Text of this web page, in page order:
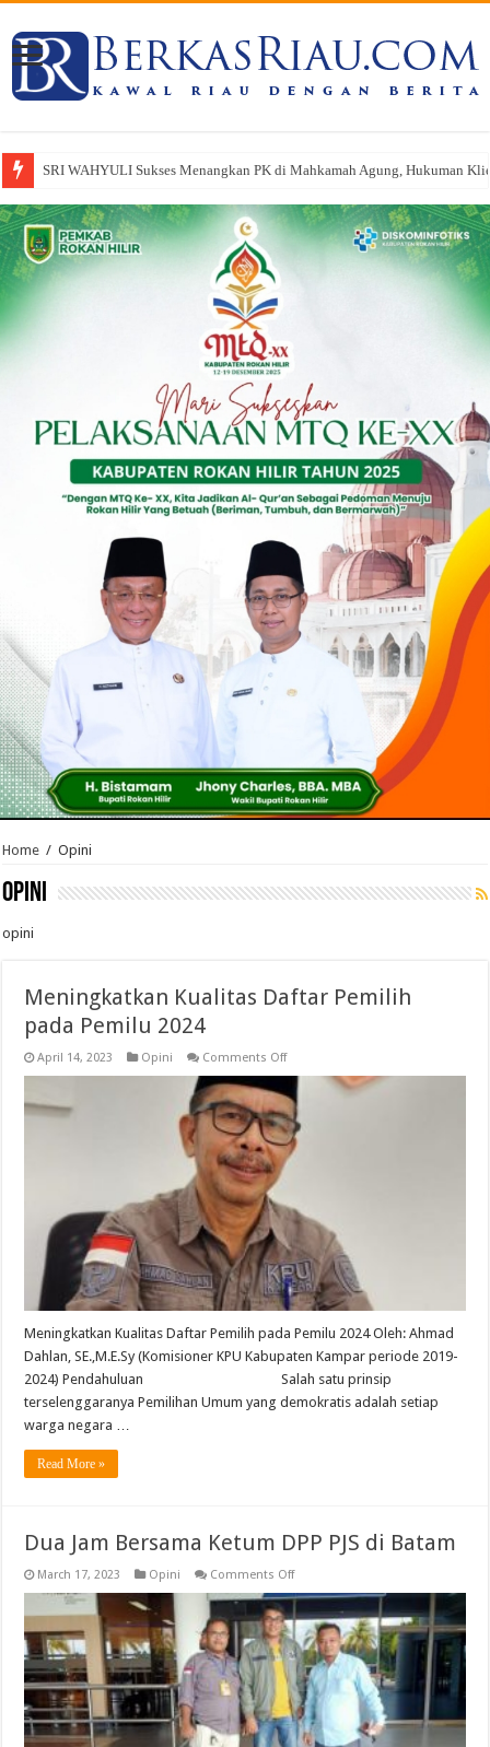
SRI WAHYULI Sukses Menangkan PK di Mahkamah Agung, Hukuman
Home / Opini
Opini
opini
Meningkatkan Kualitas Daftar Pemilih
pada Pemilu 2024
April 14, 2023 Opini Comments Offon
Kualitas
Daftar
Pemilih
pada
Pemilu
2024
Meningkatkan Kualitas Daftar Pemilih pada Pemilu 2024 Oleh: Ahmad
Dahlan, SE.,M.E.Sy (Komisioner KPU Kabupaten Kampar periode 2019-
2024) Pendahuluan Salah satu prinsip
terselenggaranya Pemilihan Umum yang demokratis adalah setiap
warga negara …
Read More »
Dua Jam Bersama Ketum DPP PJS di Batam
March 17, 2023 Opini Comments Offon
Jam
Bersama
Ketum
DPP
PJS
di
Batam